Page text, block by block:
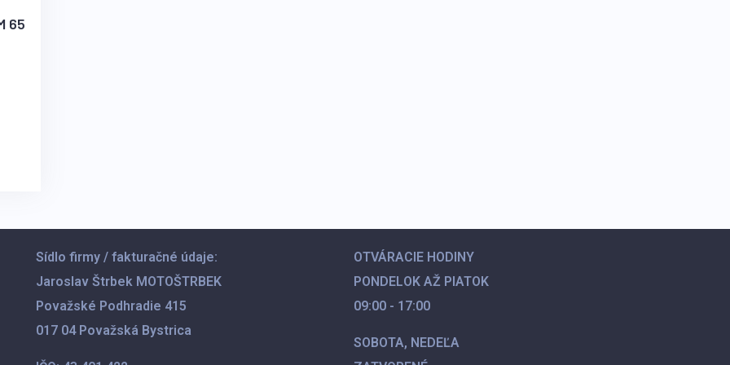
65
Sídlo firmy / fakturačné údaje:
Jaroslav Štrbek MOTOŠTRBEK
Považské Podhradie 415
017 04 Považská Bystrica
OTVÁRACIE HODINY
PONDELOK AŽ PIATOK
09:00 - 17:00
SOBOTA, NEDEĽA